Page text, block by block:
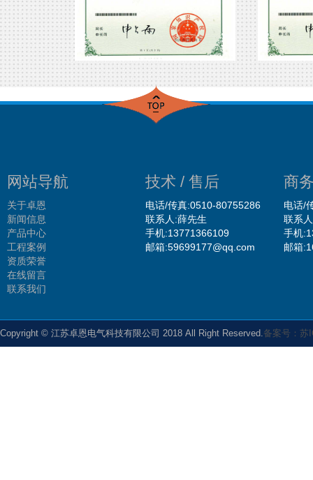
网站导航
关于卓恩
新闻信息
产品中心
工程案例
资质荣誉
在线留言
联系我们
技术 / 售后
电话/传真:0510-80755286
联系人:薛先生
手机:13771366109
邮箱:59699177@qq.com
商
电话/
联系
手机
邮箱
Copyright © 江苏卓恩电气科技有限公司 2018 All Right Reserved.备案号：苏